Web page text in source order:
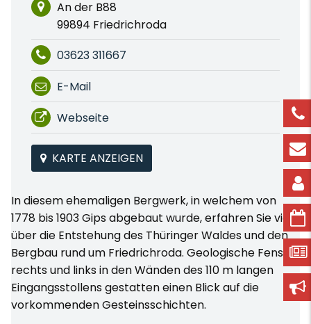
An der B88
99894 Friedrichroda
03623 311667
E-Mail
Webseite
KARTE ANZEIGEN
In diesem ehemaligen Bergwerk, in welchem von
1778 bis 1903 Gips abgebaut wurde, erfahren Sie viel
über die Entstehung des Thüringer Waldes und den
Bergbau rund um Friedrichroda. Geologische Fenster
rechts und links in den Wänden des 110 m langen
Eingangsstollens gestatten einen Blick auf die
vorkommenden Gesteinsschichten.